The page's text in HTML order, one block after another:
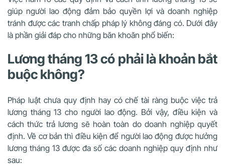
giúp người lao động đảm bảo quyền lợi và doanh nghiệp
tránh được các tranh chấp pháp lý không đáng có. Dưới đây
là phần giải đáp cho những băn khoăn phổ biến:
Lương tháng 13 có phải là khoản bắt
buộc không?
Pháp luật chưa quy định hay có chế tài ràng buộc việc trả
lương tháng 13 cho người lao động. Bởi vậy, điều kiện và
cách thức trả lương sẽ hoàn toàn do doanh nghiệp quyết
định. Về cơ bản thì điều kiện để người lao động được hưởng
lương tháng 13 được đa số các doanh nghiệp quy định như
sau: